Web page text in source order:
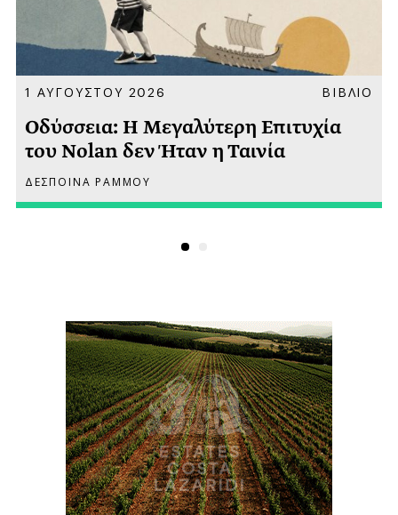
1 ΑΥΓΟΥΣΤΟΥ 2026 ΒΙΒΛΙΟ
Οδύσσεια: Η Μεγαλύτερη Επιτυχία
του Nolan δεν Ήταν η Ταινία
ΔΕΣΠΟΙΝΑ ΡΑΜΜΟΥ